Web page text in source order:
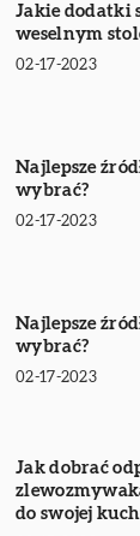
Jakie dodatki
weselnym
02-17-2023
Najlepsze
wybrać?
02-17-2023
Najlepsze
wybrać?
02-17-2023
Jak dobrać
do swojej